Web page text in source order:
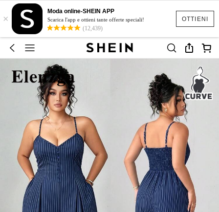
OTTIENI
×
Moda online-SHEIN APP
Scarica l'app e ottieni tante offerte speciali!
(12,439)